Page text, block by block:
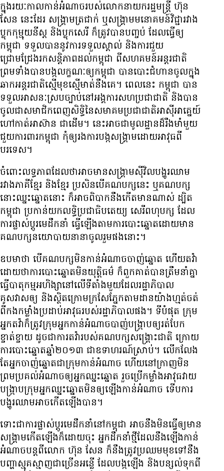
ក្នុង​រយៈកាល​កាន់​អំណាច​របស់​លោក​នាយក​រដ្ឋមន្ត្រី ហ៊ុន
សែន នេះ​ដែរ សង្គ្រាម​ត្រជាក់ ឬ​សង្គ្រាម​មនោគមន៍​វិជ្ជា​រវាង​
ប្លុក​កុម្មុយនីស្ត និង​ប្លុក​សេរី ក៏​ត្រូវ​បាន​បញ្ចប់ ដែល​ធ្វើ​ឲ្យ​
កម្ពុជា ទទួល​បាន​នូវ​ការ​ទទួល​ស្គាល់ និង​ការ​ជួយ​
ជ្រោមជ្រែង​រក​សន្តិភាព​ដល់​កម្ពុជា ពី​សហគមន៍​អន្តរជាតិ
ព្រម​ទាំង​បាន​បង្ក​លក្ខណៈ​ឲ្យ​កម្ពុជា បាន​បោះ​ជំហាន​ចូល​ក្នុង​
ឆាក​អន្តរជាតិ​ស្មើ​មុខ​ស្មើ​មាត់​នឹង​គេ។ ពេល​នេះ កម្ពុជា បាន​
ទទួល​អាសនៈ​ស្រប​ច្បាប់​នៅ​អង្គការ​សហប្រជាជាតិ និង​បាន​
ចូល​ជា​សមាជិក​ពេញ​សិទ្ធិ​នៃ​សមាគម​ប្រជាជាតិ​អាស៊ី​អាគ្នេយ៍
ហៅ​កាត់​អាស៊ាន ជាដើម។ នេះ​អាច​ជា​មូលដ្ឋាន​ដ៏​រឹងមាំ​មួយ​
ជួយ​ការពារ​កម្ពុជា កុំ​ឲ្យ​រង​ការ​បង្ក​សង្គ្រាម​ដោយ​អាវុធ​ពី​
បរទេស។
ចំពោះ​លទ្ធភាព​ដែល​ថា​អាច​មាន​សង្គ្រាម​ស៊ីវិល​បង្ហូរ​ឈាម​
រវាង​ភាគី​ខ្មែរ និង​ខ្មែរ ប្រសិន​បើ​គណបក្ស​នេះ ឬ​គណបក្ស​
នោះ​ឈ្នះ​ឆ្នោត​នោះ ក៏​អាច​ពិបាក​នឹង​កើត​មាន​ណាស់ ដ្បិត​
កម្ពុជា ប្រកាន់​យក​លទ្ធិប្រជាធិបតេយ្យ សេរី​ពហុ​បក្ស ដែល​
ការ​ផ្លាស់ប្ដូរ​មេ​ដឹកនាំ ធ្វើ​ឡើង​តាម​ការ​បោះឆ្នោត​ដោយ​មាន​
គណបក្ស​នយោបាយ​នានា​ចូលរួម​ផង​នោះ។
ឧបមា​ថា បើ​គណបក្ស​មិន​កាន់​អំណាច​ចាញ់​ឆ្នោត ហើយ​តវ៉ា
ដោយ​ថា​ការ​បោះឆ្នោត​មិន​យុត្តិធម៌ ក៏​ពួក​គាត់​បាន​ត្រឹម​នាំ​គ្នា​
ធ្វើ​បាតុកម្ម​អហិង្សា​នៅ​លើ​ទីតាំង​មួយ​ដែល​រដ្ឋាភិបាល​
គូសវាស​ឲ្យ និង​ស្ថិត​ក្រោម​ក្រសែភ្នែក​តាមដាន​យ៉ាង​ហ្មត់ចត់​
ពី​កង​កម្លាំង​ប្រដាប់​អាវុធ​របស់​រដ្ឋាភិបាល​ផង។ ទីបំផុត ក្រុម​
អ្នក​តវ៉ា​ក៏​ត្រូវ​ក្រុម​អ្នក​កាន់​អំណាច​បាញ់​បង្ក្រាប​ឲ្យ​រត់​បែក​
ខ្ចាត់ខ្ចាយ ដូចជា​ការ​តវ៉ា​របស់​គណបក្ស​សង្គ្រោះ​ជាតិ ក្រោយ​
ការ​បោះឆ្នោត​ឆ្នាំ​២០១៣ ជា​ឧទាហរណ៍​ស្រាប់។ លើកលែង​
តែ​អ្នក​ចាញ់​ឆ្នោត​ជា​ក្រុម​កាន់​អំណាច ហើយ​នៅ​ក្រាញ​មិន​
ព្រម​ប្រគល់​អំណាច​ឲ្យ​អ្នក​ឈ្នះ​ឆ្នោត រួច​ប្រើ​កម្លាំង​អាវុធ​វាយ​
បង្ក្រាប​ក្រុម​អ្នក​ឈ្នះ​ឆ្នោត​មិន​ឲ្យ​ឡើង​កាន់​អំណាច ទើប​ការ​
បង្ហូរ​ឈាម​អាច​កើត​ឡើង​បាន។
ទោះ​ជា​ការ​ផ្លាស់ប្ដូរ​មេ​ដឹកនាំ​នៅ​កម្ពុជា អាច​នឹង​មិន​ធ្វើ​ឲ្យ​មាន​
សង្គ្រាម​កើត​ឡើង​ក៏ដោយ​ចុះ អ្នក​ដឹកនាំ​ថ្មី​ដែល​នឹង​ឡើង​កាន់​
អំណាច​បន្ត​ពី​លោក ហ៊ុន សែន ក៏​នឹង​ត្រូវ​ប្រឈម​មុខ​ទៅ​នឹង​
បញ្ហា​ស្មុគស្មាញ​ជាច្រើន​អន្លើ ដែល​បង្ក​ឡើង និង​បន្សល់​ទុក​ពី​